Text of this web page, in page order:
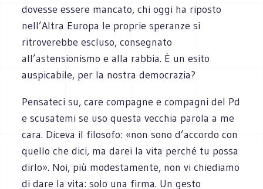
dovesse essere mancato, chi oggi ha riposto
nell’Altra Europa le proprie speranze si
ritroverebbe escluso, consegnato
all’astensionismo e alla rabbia. È un esito
auspicabile, per la nostra democrazia?
Pensateci su, care compagne e compagni del Pd
e scusatemi se uso questa vecchia parola a me
cara. Diceva il filosofo: «non sono d’accordo con
quello che dici, ma darei la vita perché tu possa
dirlo». Noi, più modestamente, non vi chiediamo
di dare la vita: solo una firma. Un gesto